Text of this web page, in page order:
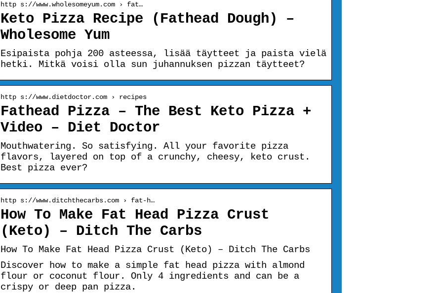
http s://www.wholesomeyum.com › fat…
Keto Pizza Recipe (Fathead Dough) –
Wholesome Yum
Esipaista pohja 200 asteessa, lisää täytteet ja paista vielä
hetki. Mitkä voisi olla sun juhannuksen pizzan täytteet?
http s://www.dietdoctor.com › recipes
Fathead Pizza – The Best Keto Pizza +
Video – Diet Doctor
Mouthwatering. So satisfying. All your favorite pizza
flavors, layered on top of a crunchy, cheesy, keto crust.
Best pizza ever?
http s://www.ditchthecarbs.com › fat-h…
How To Make Fat Head Pizza Crust
(Keto) – Ditch The Carbs
How To Make Fat Head Pizza Crust (Keto) – Ditch The Carbs
Discover how to make a simple fat head pizza with almond
flour or coconut flour. Only 4 ingredients and can be a
crispy or deep pan pizza.